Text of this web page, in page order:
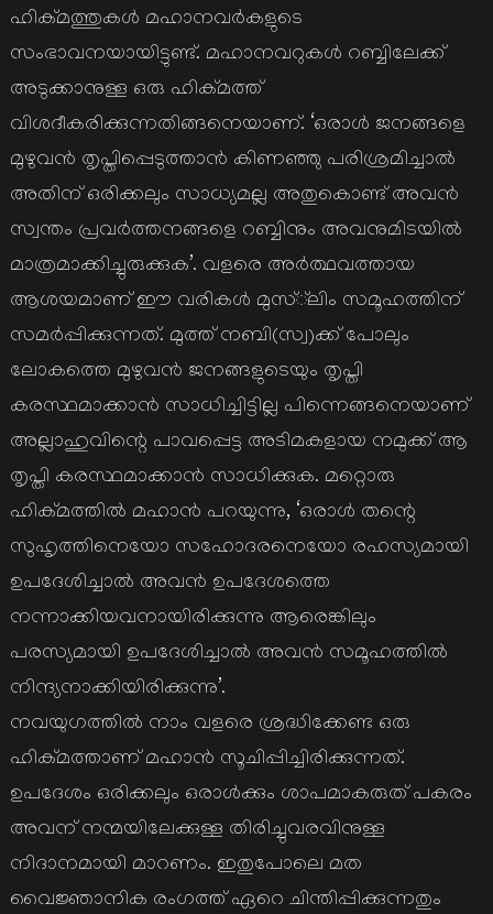
ഹിക്മത്തുകള്‍ മഹാനവര്‍കളുടെ
സംഭാവനയായിട്ടുണ്ട്. മഹാനവറുകള്‍ റബ്ബിലേക്ക്
അടുക്കാനുള്ള ഒരു ഹിക്മത്ത്
വിശദീകരിക്കുന്നതിങ്ങനെയാണ്. ‘ഒരാള്‍ ജനങ്ങളെ
മുഴുവന്‍ തൃപ്തിപ്പെടുത്താന്‍ കിണഞ്ഞു പരിശ്രമിച്ചാല്‍
അതിന് ഒരിക്കലും സാധ്യമല്ല അതുകൊണ്ട് അവന്‍
സ്വന്തം പ്രവര്‍ത്തനങ്ങളെ റബ്ബിനും അവനുമിടയില്‍
മാത്രമാക്കിച്ചുരുക്കുക’. വളരെ അര്‍ത്ഥവത്തായ
ആശയമാണ് ഈ വരികള്‍ മുസ്്‌ലിം സമൂഹത്തിന്
സമര്‍പ്പിക്കുന്നത്. മുത്ത് നബി(സ്വ)ക്ക് പോലും
ലോകത്തെ മുഴുവന്‍ ജനങ്ങളുടെയും തൃപ്തി
കരസ്ഥമാക്കാന്‍ സാധിച്ചിട്ടില്ല പിന്നെങ്ങനെയാണ്
അല്ലാഹുവിന്റെ പാവപ്പെട്ട അടിമകളായ നമുക്ക് ആ
തൃപ്തി കരസ്ഥമാക്കാന്‍ സാധിക്കുക. മറ്റൊരു
ഹിക്മത്തില്‍ മഹാന്‍ പറയുന്നു, ‘ഒരാള്‍ തന്റെ
സുഹൃത്തിനെയോ സഹോദരനെയോ രഹസ്യമായി
ഉപദേശിച്ചാല്‍ അവന്‍ ഉപദേശത്തെ
നന്നാക്കിയവനായിരിക്കുന്നു ആരെങ്കിലും
പരസ്യമായി ഉപദേശിച്ചാല്‍ അവന്‍ സമൂഹത്തില്‍
നിന്ദ്യനാക്കിയിരിക്കുന്നു’.
നവയുഗത്തില്‍ നാം വളരെ ശ്രദ്ധിക്കേണ്ട ഒരു
ഹിക്മത്താണ് മഹാന്‍ സൂചിപ്പിച്ചിരിക്കുന്നത്.
ഉപദേശം ഒരിക്കലും ഒരാള്‍ക്കും ശാപമാകരുത് പകരം
അവന് നന്മയിലേക്കുള്ള തിരിച്ചുവരവിനുള്ള
നിദാനമായി മാറണം. ഇതുപോലെ മത
വൈജ്ഞാനിക രംഗത്ത് ഏറെ ചിന്തിപ്പിക്കുന്നതും